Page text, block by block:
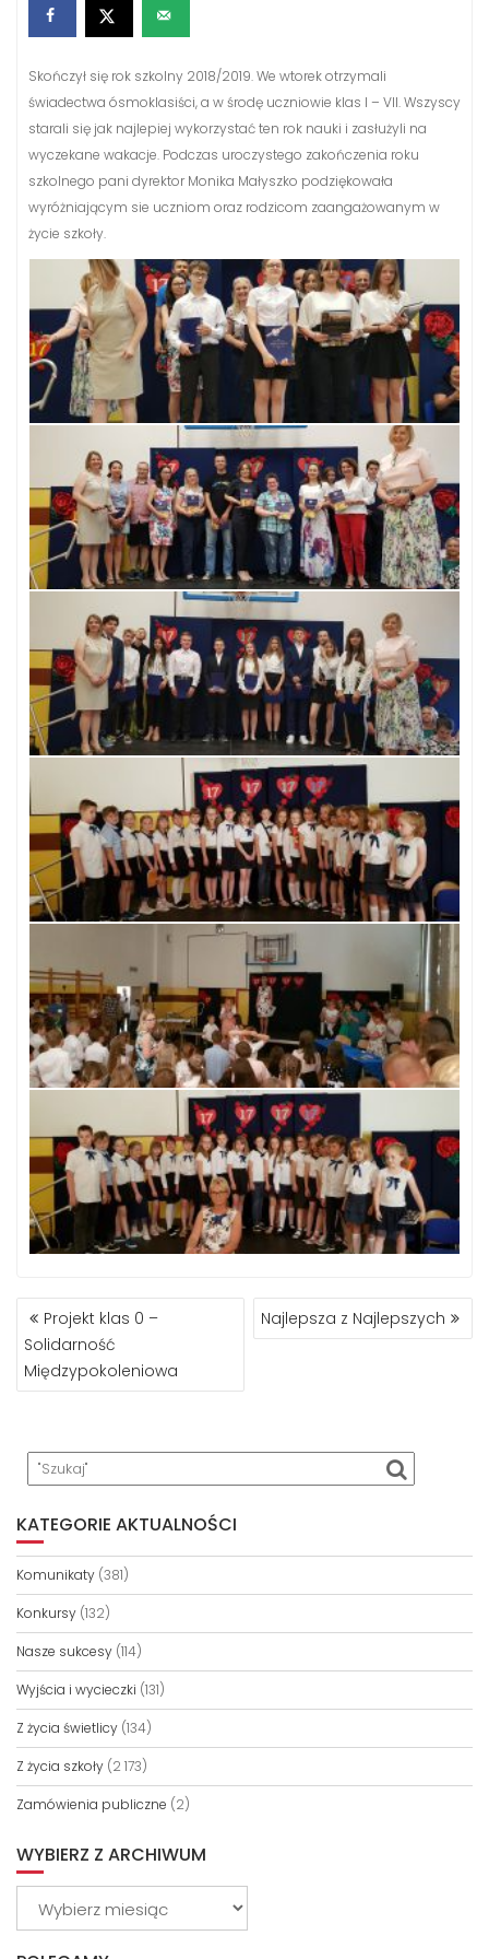
Skończył się rok szkolny 2018/2019. We wtorek otrzymali
świadectwa ósmoklasiści, a w środę uczniowie klas I – VII. Wszyscy
starali się jak najlepiej wykorzystać ten rok nauki i zasłużyli na
wyczekane wakacje. Podczas uroczystego zakończenia roku
szkolnego pani dyrektor Monika Małyszko podziękowała
wyróżniającym sie uczniom oraz rodzicom zaangażowanym w
życie szkoły.
NAWIGACJA
WPISU
Projekt klas 0 –
Solidarność
Międzypokoleniowa
Najlepsza z Najlepszych
KATEGORIE AKTUALNOŚCI
Komunikaty (381)
Konkursy (132)
Nasze sukcesy (114)
Wyjścia i wycieczki (131)
Z życia świetlicy (134)
Z życia szkoły (2 173)
Zamówienia publiczne (2)
WYBIERZ Z ARCHIWUM